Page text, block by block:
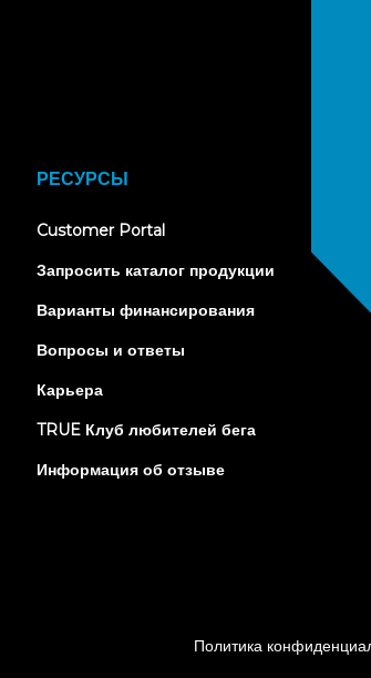
РЕСУРСЫ
Customer Portal(opens
new
Запросить каталог продукции
Варианты финансирования
Вопросы и ответы
Карьера
TRUE Клуб любителей бега
Информация об отзыве
Политика